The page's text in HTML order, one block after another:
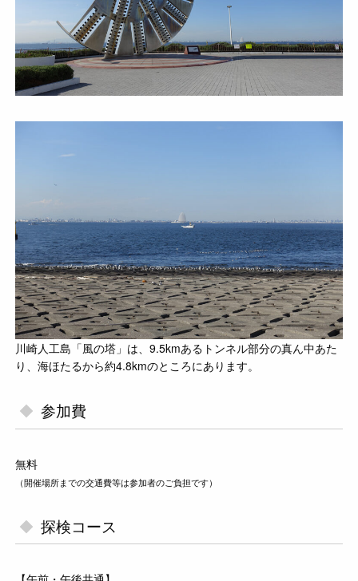
川崎人工島「風の塔」は、9.5kmあるトンネル部分の真ん中あた
り、海ほたるから約4.8kmのところにあります。
参加費
無料
（開催場所までの交通費等は参加者のご負担です）
探検コース